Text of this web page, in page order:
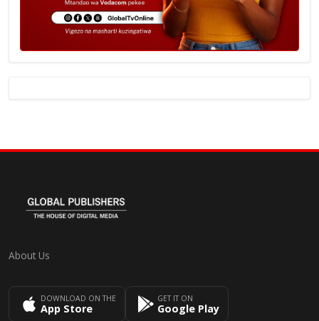
About Us
DOWNLOAD ON THE
App Store
GET IT ON
Google Play